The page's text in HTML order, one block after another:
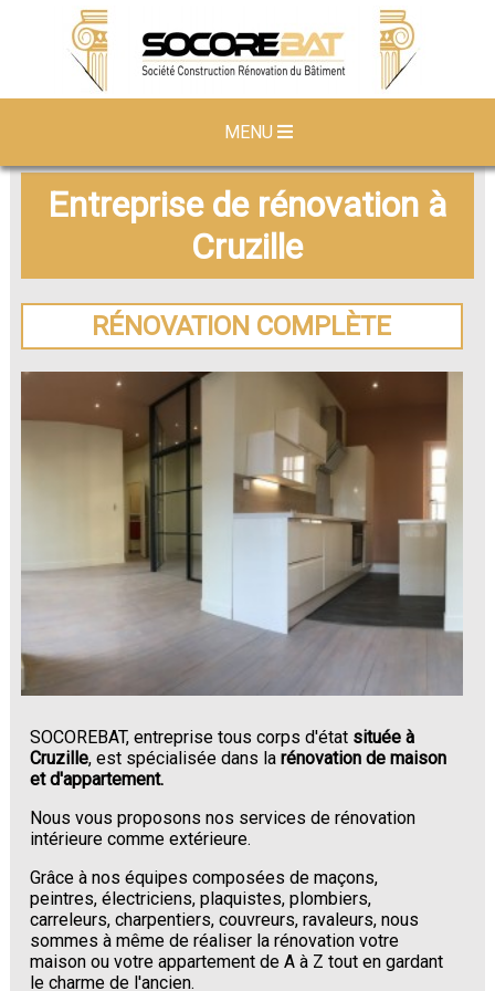
MENU
Entreprise de rénovation à
Cruzille
RÉNOVATION COMPLÈTE
SOCOREBAT, entreprise tous corps d'état située à
Cruzille, est spécialisée dans larénovation de maison
et d'appartement.
Nous vous proposons nos services de rénovation
intérieure comme extérieure.
Grâce à nos équipes composées de maçons,
peintres, électriciens, plaquistes, plombiers,
carreleurs, charpentiers, couvreurs, ravaleurs, nous
sommes à même de réaliser la rénovation votre
maison ou votre appartement de A à Z tout en gardant
le charme de l'ancien.